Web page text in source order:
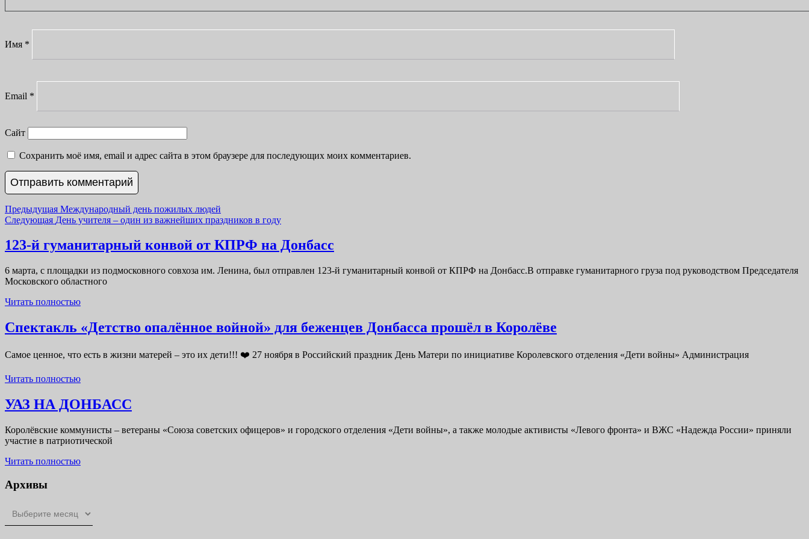
Имя *
Email *
Сайт
Сохранить моё имя, email и адрес сайта в этом браузере для последующих моих комментариев.
Навигация
по
записям
Предыдущая Previous
post:
Международный день пожилых людей
Следующая Next
День учителя – один из важнейших праздников в году
123-й гуманитарный конвой от КПРФ на Донбасс
гуманитарный
КПРФ
Донбасс
6 марта, с площадки из подмосковного совхоза им. Ленина, был отправлен 123-й гуманитарный конвой от КПРФ на Донбасс.В отправке гуманитарного груза под руководством Председателя
Московского областного
Читать полностьюЧитать
Спектакль «Детство опалённое войной» для беженцев Донбасса прошёл в Королёве
опалённое
Донбасса
Самое ценное, что есть в жизни матерей – это их дети!!! ❤️ 27 ноября в Российский праздник День Матери по инициативе Королевского отделения «Дети войны» Администрация
Читать полностьюЧитать
УАЗ НА ДОНБАСС
ДОНБАСС
Королёвские коммунисты – ветераны «Союза советских офицеров» и городского отделения «Дети войны», а также молодые активисты «Левого фронта» и ВЖС «Надежда России» приняли
участие в патриотической
Читать полностьюЧитать
Архивы